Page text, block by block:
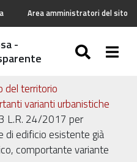
Area amministratori del sito
-
del territorio
varianti urbanistiche
L.R. 24/2017 per
di edificio esistente già
comportante variante